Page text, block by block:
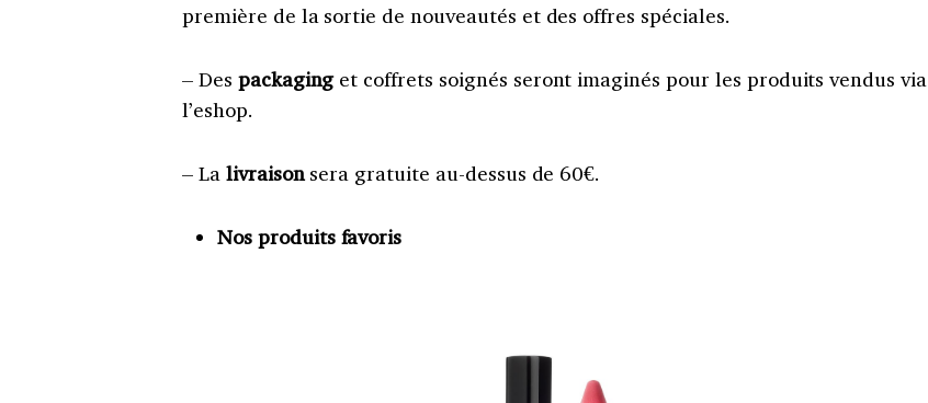
première de la sortie de nouveautés et des offres spéciales.
– Des packaginget coffrets soignés seront imaginés pour les produits vendus via
l’eshop.
– La livraisonsera gratuite au-dessus de 60€.
Nos produits favoris